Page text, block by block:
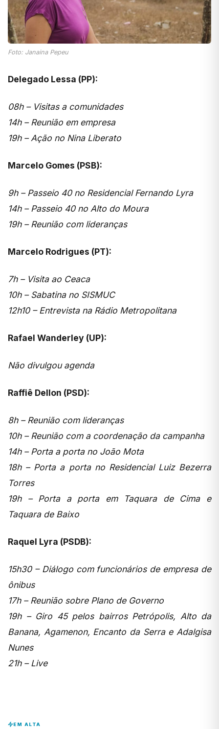
Foto: Janaina Pepeu
Delegado Lessa (PP):
08h – Visitas a comunidades
14h – Reunião em empresa
19h – Ação no Nina Liberato
Marcelo Gomes (PSB):
9h – Passeio 40 no Residencial Fernando Lyra
14h – Passeio 40 no Alto do Moura
19h – Reunião com lideranças
Marcelo Rodrigues (PT):
7h – Visita ao Ceaca
10h – Sabatina no SISMUC
12h10 – Entrevista na Rádio Metropolitana
Rafael Wanderley (UP):
Não divulgou agenda
Raffiê Dellon (PSD):
8h – Reunião com lideranças
10h – Reunião com a coordenação da campanha
14h – Porta a porta no João Mota
18h – Porta a porta no Residencial Luiz Bezerra
Torres
19h – Porta a porta em Taquara de Cima e
Taquara de Baixo
Raquel Lyra (PSDB):
15h30 – Diálogo com funcionários de empresa de
ônibus
17h – Reunião sobre Plano de Governo
19h – Giro 45 pelos bairros Petrópolis, Alto da
Banana, Agamenon, Encanto da Serra e Adalgisa
Nunes
21h – Live
EM ALTA